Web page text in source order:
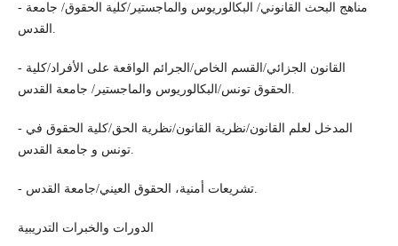
- مناهج البحث القانوني/ البكالوريوس والماجستير/كلية الحقوق/ جامعة
القدس.
- القانون الجزائي/القسم الخاص/الجرائم الواقعة على الأفراد/كلية
الحقوق تونس/البكالوريوس والماجستير/ جامعة القدس.
- المدخل لعلم القانون/نظرية القانون/نظرية الحق/كلية الحقوق في
تونس و جامعة القدس.
- تشريعات أمنية، الحقوق العيني/جامعة القدس.
الدورات والخبرات التدريبية